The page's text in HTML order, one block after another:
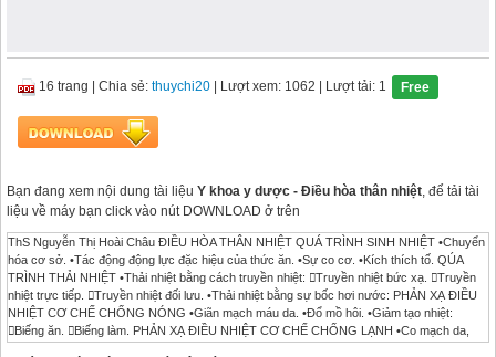
16 trang Chia sẻ: thuychi20 | Lượt xem: 1062 | Lượt tải: 1 Free
Bạn đang xem nội dung tài liệu Y khoa y dược - Điều hòa thân nhiệt, để tải tài
liệu về máy bạn click vào nút DOWNLOAD ở trên
ThS Nguyễn Thị Hoài Châu ĐIỀU HÒA THÂN NHIỆT QUÁ TRÌNH SINH NHIỆT •Chuyển
hóa cơ sở. •Tác động động lực đặc hiệu của thức ăn. •Sự co cơ. •Kích thích tố. QÚA
TRÌNH THẢI NHIỆT •Thải nhiệt bằng cách truyền nhiệt: Truyền nhiệt bức xạ. Truyền
nhiệt trực tiếp. Truyền nhiệt đối lưu. •Thải nhiệt bằng sự bốc hơi nước: PHẢN XẠ ĐIỀU
NHIỆT CƠ CHẾ CHỐNG NÓNG •Giãn mạch máu da. •Đổ mồ hôi. •Giảm tạo nhiệt:
Biếng ăn. Biếng làm. PHẢN XẠ ĐIỀU NHIỆT CƠ CHẾ CHỐNG LẠNH •Co mạch da,